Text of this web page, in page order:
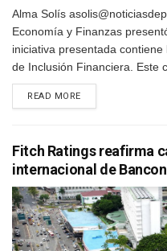
Alma Solís
Economía y Finanzas
iniciativa presentada
de Inclusión Financiera. Este
READ MOREDETAILS
Fitch Ratings reafirma
internacional de